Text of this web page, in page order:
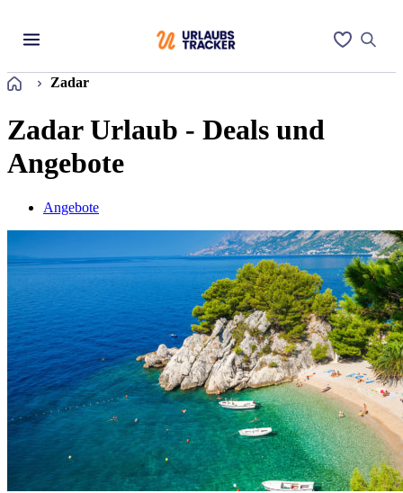
Startseite
Zadar
Zadar Urlaub - Deals und
Angebote
Angebote